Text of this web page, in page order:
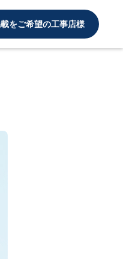
をご希望の工事店様